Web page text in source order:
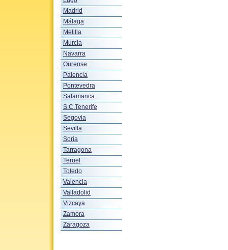
Madrid
Málaga
Melilla
Murcia
Navarra
Ourense
Palencia
Pontevedra
Salamanca
S.C.Tenerife
Segovia
Sevilla
Soria
Tarragona
Teruel
Toledo
Valencia
Valladolid
Vizcaya
Zamora
Zaragoza